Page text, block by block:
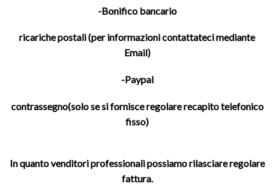
-Bonifico bancario
ricariche postali (per informazioni contattateci mediante
Email)
-Paypal
contrassegno(solo se si fornisce regolare recapito telefonico
fisso)
In quanto venditori professionali possiamo rilasciare regolare
fattura.